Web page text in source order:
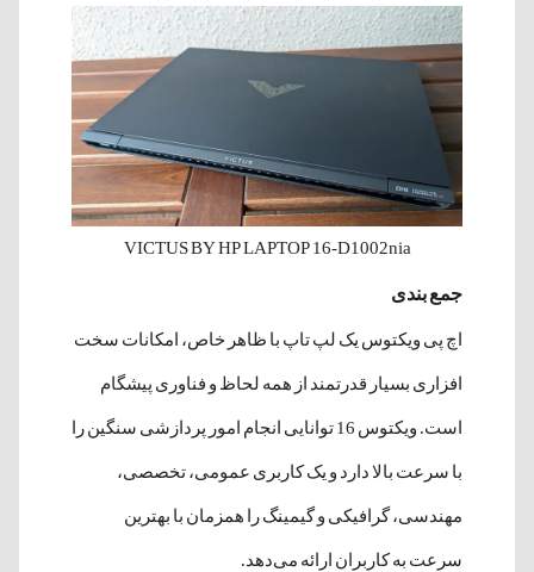
VICTUS BY HP LAPTOP 16-D1002nia
جمع بندی
اچ پی ویکتوس یک لپ تاپ با ظاهر خاص، امکانات سخت
افزاری بسیار قدرتمند از همه لحاظ و فناوری پیشگام
است. ویکتوس 16 توانایی انجام امور پردازشی سنگین را
با سرعت بالا دارد و یک کاربری عمومی، تخصصی،
مهندسی، گرافیکی و گیمینگ را همزمان با بهترین
سرعت به کاربران ارائه می‌دهد.